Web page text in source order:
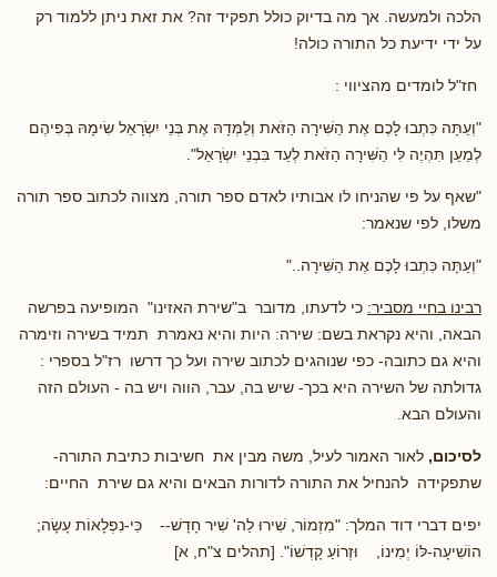
הלכה ולמעשה. אך מה בדיוק כולל תפקיד זה? את זאת ניתן ללמוד רק
על ידי ידיעת כל התורה כולה!
חז"ל לומדים מהציווי :
"וְעַתָּה כִּתְבוּ לָכֶם אֶת הַשִּׁירָה הַזֹּאת וְלַמְּדָהּ אֶת בְּנֵי יִשְׂרָאֵל שִׂימָהּ בְּפִיהֶם
לְמַעַן תִּהְיֶה לִּי הַשִּׁירָה הַזֹּאת לְעֵד בִּבְנֵי יִשְׂרָאֵל".
"שאף על פי שהניחו לו אבותיו לאדם ספר תורה, מצווה לכתוב ספר תורה
משלו, לפי שנאמר:
"וְעַתָּה כִּתְבוּ לָכֶם אֶת הַשִּׁירָה.."
רבינו בחיי מסביר: כי לדעתו, מדובר ב"שירת האזינו" המופיעה בפרשה
הבאה, והיא נקראת בשם: שירה: היות והיא נאמרת תמיד בשירה וזימרה
והיא גם כתובה- כפי שנוהגים לכתוב שירה ועל כך דרשו רז"ל בספרי :
גדולתה של השירה היא בכך- שיש בה, עבר, הווה ויש בה - העולם הזה
והעולם הבא.
לסיכום, לאור האמור לעיל, משה מבין את חשיבות כתיבת התורה-
שתפקידה להנחיל את התורה לדורות הבאים והיא גם שירת החיים:
יפים דברי דוד המלך: "מִזְמוֹר, שִׁירוּ לַה' שִׁיר חָדָשׁ-- כִּי-נִפְלָאוֹת עָשָׂה;
הוֹשִׁיעָה-לּוֹ יְמִינוֹ, וּזְרוֹעַ קָדְשׁוֹ". [תהלים צ"ח, א]